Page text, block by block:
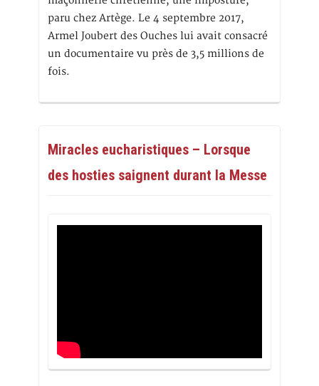
paru chez Artège. Le 4 septembre 2017,
Armel Joubert des Ouches lui avait consacré
un documentaire vu près de 3,5 millions de
fois.
Miracles eucharistiques – Lorsque
des hosties saignent durant la Messe